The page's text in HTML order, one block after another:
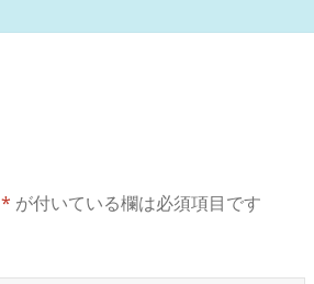
* が付いている欄は必須項目です